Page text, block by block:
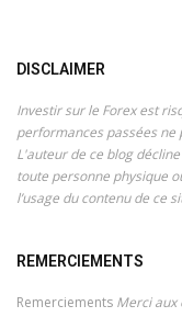
DISCLAIMER
Investir sur le Forex est
performances passées
L'auteur de ce blog
toute personne physique
l’usage du contenu de ce
REMERCIEMENTS
Remerciements Merci aux